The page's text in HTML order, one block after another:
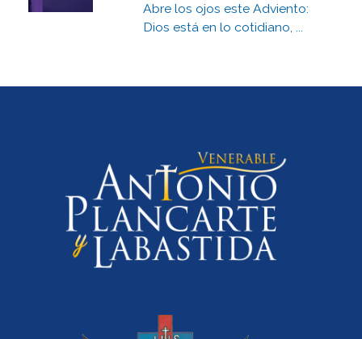
Abre los ojos este Adviento:
Dios está en lo cotidiano, ...